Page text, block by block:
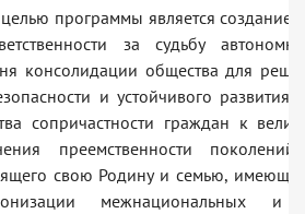
целью программы является
за судьбу
консолидации общества для
и устойчивого развития
сопричастности граждан к
преемственности
свою Родину и семью,
межнациональных и